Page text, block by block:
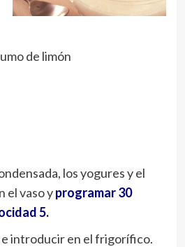
de limón
los yogures y el
el vaso yprogramar 30
5.
introducir en el frigorífico.